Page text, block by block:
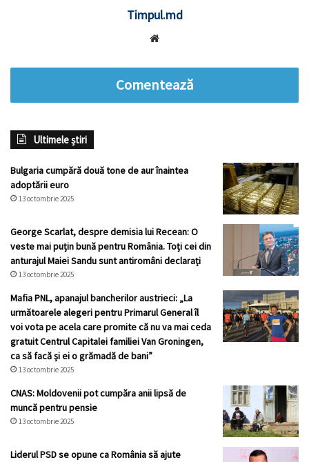
Timpul.md
Comentează
Ultimele știri
Bulgaria cumpără două tone de aur înaintea
adoptării euro
13 octombrie 2025
George Scarlat, despre demisia lui Recean: O
veste mai puțin bună pentru România. Toți cei din
anturajul Maiei Sandu sunt antiromâni declarați
13 octombrie 2025
Mafia PNL, apanajul bancherilor austrieci: „La
următoarele alegeri pentru Primarul General îl
voi vota pe acela care promite că nu va mai ceda
gratuit Centrul Capitalei familiei Van Groningen,
ca să facă și ei o grămadă de bani”
13 octombrie 2025
CNAS: Moldovenii pot cumpăra anii lipsă de
muncă pentru pensie
13 octombrie 2025
Liderul PSD se opune ca România să ajute